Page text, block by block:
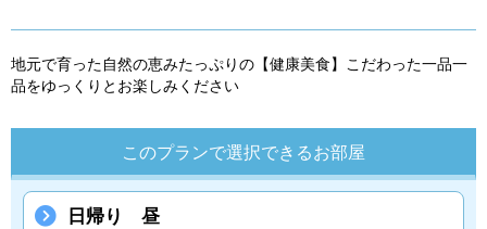
地元で育った自然の恵みたっぷりの【健康美食】こだわった一品一
品をゆっくりとお楽しみください
このプランで選択できるお部屋
日帰り 昼